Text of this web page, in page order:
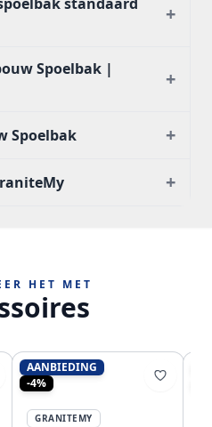
+
Spoelbak |
+
Spoelbak +
+
HET MET
AANBIEDING
-4%
GRANITEMY